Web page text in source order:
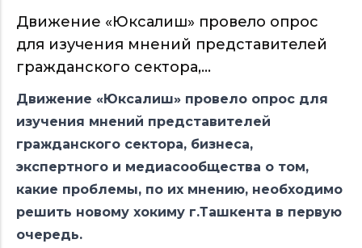
Движение «Юксалиш» провело опрос
для изучения мнений представителей
гражданского сектора,...
Движение «Юксалиш» провело опрос для
изучения мнений представителей
гражданского сектора, бизнеса,
экспертного и медиасообщества о том,
какие проблемы, по их мнению, необходимо
решить новому хокиму г.Ташкента в первую
очередь.